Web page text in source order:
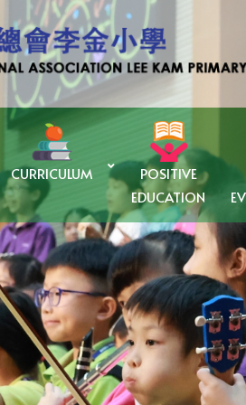
CURRICULUM
POSITIVE
EDUCATION